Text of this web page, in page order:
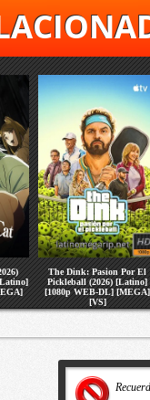
The Dink: Pasion Por El
Pickleball (2026) [Latino]
[1080p WEB-DL] [MEGA]
[VS]